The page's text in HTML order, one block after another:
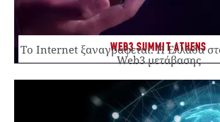
WEB3 SUMMIT ATHENS
Το Internet ξαναγράφεται. Η Ελλάδα
Web3 μετάβασης